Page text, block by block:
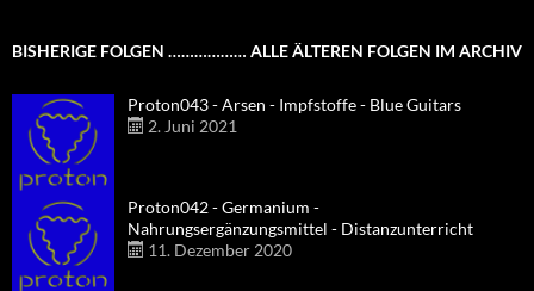
BISHERIGE FOLGEN ……………… ALLE ÄLTEREN FOLGEN IM ARCHIV
Proton043 - Arsen - Impfstoffe - Blue Guitars
2. Juni 2021
Proton042 - Germanium -
Nahrungsergänzungsmittel - Distanzunterricht
11. Dezember 2020